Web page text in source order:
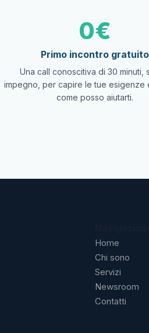
0€
Primo incontro gratuito
Una call conoscitiva di 30 minuti,
impegno, per capire le tue esigenze
come posso aiutarti.
Home
Chi sono
Servizi
Newsroom
Contatti